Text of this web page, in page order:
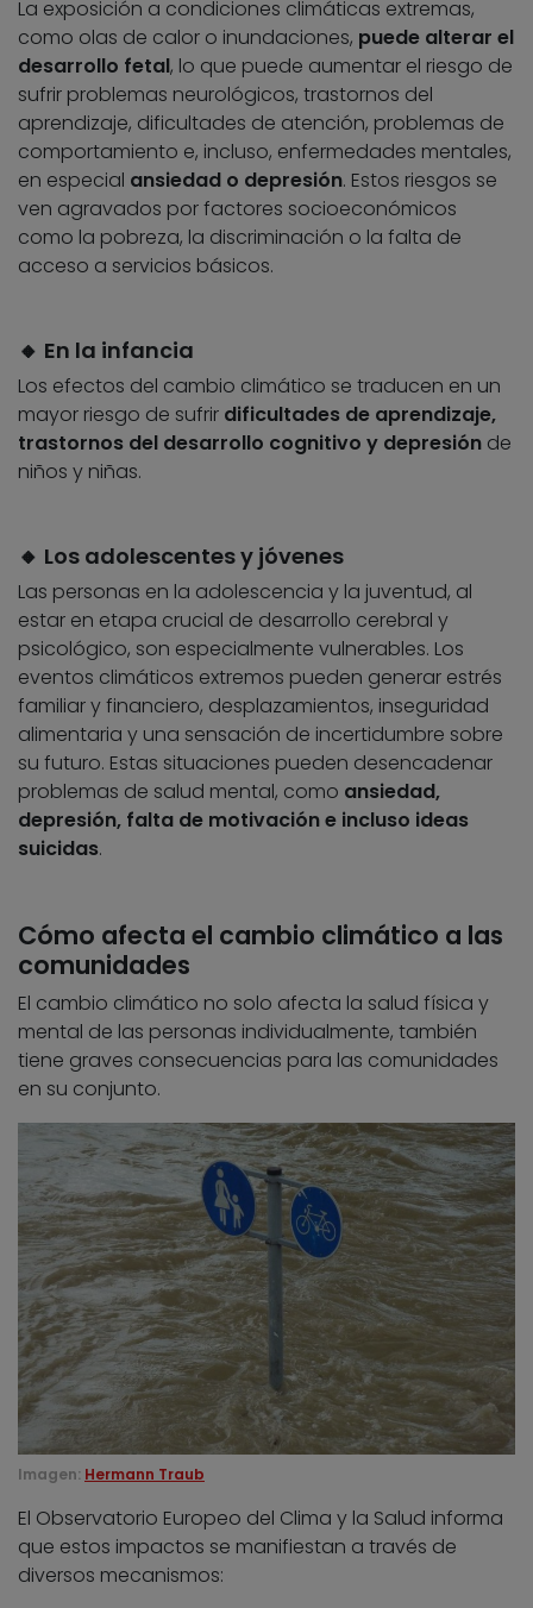
La exposición a condiciones climáticas extremas,
como olas de calor o inundaciones, puede alterar el
desarrollo fetal, lo que puede aumentar el riesgo de
sufrir problemas neurológicos, trastornos del
aprendizaje, dificultades de atención, problemas de
comportamiento e, incluso, enfermedades mentales,
en especial ansiedad o depresión. Estos riesgos se
ven agravados por factores socioeconómicos
como la pobreza, la discriminación o la falta de
acceso a servicios básicos.
🔸 En la infancia
Los efectos del cambio climático se traducen en un
mayor riesgo de sufrir dificultades de aprendizaje,
trastornos del desarrollo cognitivo y depresión de
niños y niñas.
🔸 Los adolescentes y jóvenes
Las personas en la adolescencia y la juventud, al
estar en etapa crucial de desarrollo cerebral y
psicológico, son especialmente vulnerables. Los
eventos climáticos extremos pueden generar estrés
familiar y financiero, desplazamientos, inseguridad
alimentaria y una sensación de incertidumbre sobre
su futuro. Estas situaciones pueden desencadenar
problemas de salud mental, como ansiedad,
depresión, falta de motivación e incluso ideas
suicidas.
Cómo afecta el cambio climático a las
comunidades
El cambio climático no solo afecta la salud física y
mental de las personas individualmente, también
tiene graves consecuencias para las comunidades
en su conjunto.
Imagen: Hermann Traub
El Observatorio Europeo del Clima y la Salud informa
que estos impactos se manifiestan a través de
diversos mecanismos: